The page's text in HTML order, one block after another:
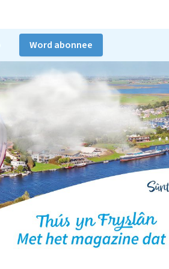
Word abonnee